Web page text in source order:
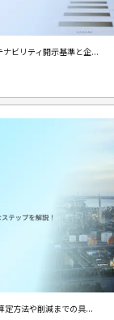
ナビリティ開示基準と企...
定方法や削減までの具...